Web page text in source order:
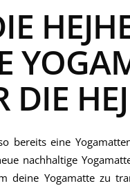
DIE
bereits eine
nachhaltige
deine Yogamatte zu